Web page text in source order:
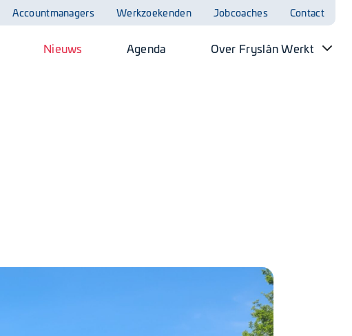
Accountmanagers Werkzoekenden Jobcoaches Contact
Nieuws Agenda Over Fryslân Werkt